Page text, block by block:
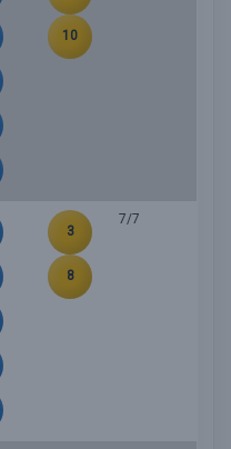
10
3
8
7/7